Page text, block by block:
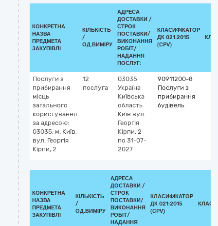
КОНКРЕТНА
НАЗВА
ПРЕДМЕТА
ЗАКУПІВЛІ
КІЛЬКІСТЬ
/
ОД.ВИМІРУ
АДРЕСА
ДОСТАВКИ /
СТРОК
ПОСТАВКИ/
ВИКОНАННЯ
РОБІТ/
НАДАННЯ
ПОСЛУГ:
КЛАСИФІКАТОР
ДК 021:2015
(CPV)
Послуги з
прибирання
місць
загального
користування
за адресою:
03035, м. Київ,
вул. Георгія
Кірпи, 2
12
послуга
03035
Україна
Київська
область
Київ вул.
Георгія
Кірпи, 2
по 31-07-
2027
90911200-8
Послуги з
прибирання
будівель
КОНКРЕТНА
НАЗВА
ПРЕДМЕТА
ЗАКУПІВЛІ
КІЛЬКІСТЬ
/
ОД.ВИМІРУ
АДРЕСА
ДОСТАВКИ /
СТРОК
ПОСТАВКИ/
ВИКОНАННЯ
РОБІТ/
НАДАННЯ
КЛАСИФІКАТОР
ДК 021:2015
(CPV)